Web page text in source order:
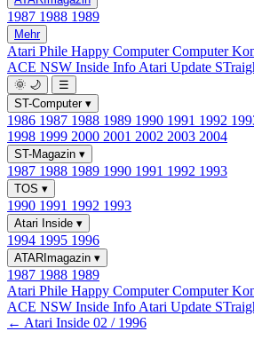
1987 1988 1989
Mehr
Atari Phile Happy ComputerComputer
ACE NSW Inside Info Atari Update
🌞 🌙
☰
ST-Computer ▾
1986 1987 1988 1989 1990 1991 1992
1998 1999 2000 2001 2002 2003 2004
ST-Magazin ▾
1987 1988 1989 1990 1991 1992 1993
TOS ▾
1990 1991 1992 1993
Atari Inside ▾
1994 1995 1996
ATARImagazin ▾
1987 1988 1989
Atari Phile Happy ComputerComputer
ACE NSW Inside Info Atari Update
← Atari Inside 02 / 1996